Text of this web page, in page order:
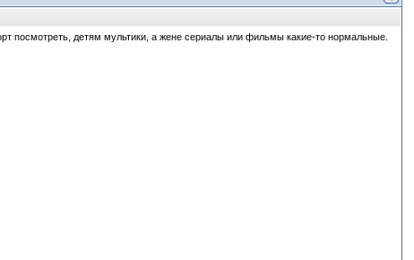
посмотреть, детям мультики, а жене сериалы или фильмы какие-то нормальные.